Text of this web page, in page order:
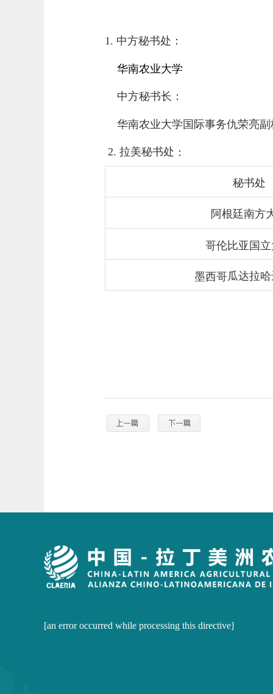
1. 中方秘书处 ：
华南农业大学
中方秘书长：
华南农业大学国际事务仇荣亮副
2. 拉美秘书处 ：
秘书处
阿根廷南方
哥伦比亚国
墨西哥瓜达拉哈
[an error occurred while processing this directive]